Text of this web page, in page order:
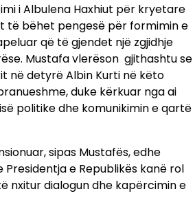
i Albulena Haxhiut për kryetare
të bëhet pengesë për formimin e
që të gjendet një zgjidhje
Mustafa vlerëson gjithashtu se
në detyrë Albin Kurti në këto
duke kërkuar nga ai
politike dhe komunikimin e qartë
sipas Mustafës, edhe
e Republikës kanë rol
nxitur dialogun dhe kapërcimin e